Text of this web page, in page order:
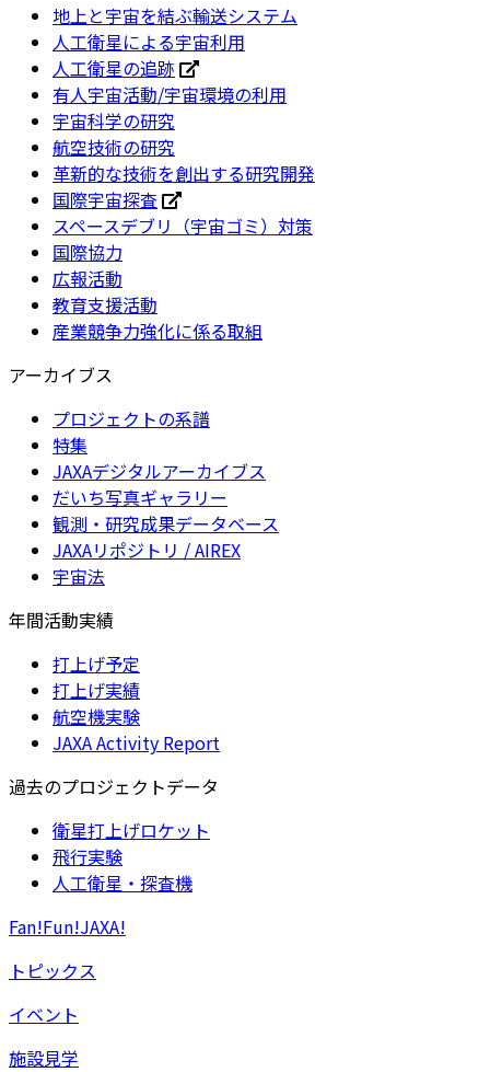
地上と宇宙を結ぶ輸送システム
人工衛星による宇宙利用
人工衛星の追跡
有人宇宙活動/宇宙環境の利用
宇宙科学の研究
航空技術の研究
革新的な技術を創出する研究開発
国際宇宙探査
スペースデブリ（宇宙ゴミ）対策
国際協力
広報活動
教育支援活動
産業競争力強化に係る取組
アーカイブス
プロジェクトの系譜
特集
JAXAデジタルアーカイブス
だいち写真ギャラリー
観測・研究成果データベース
JAXAリポジトリ / AIREX
宇宙法
年間活動実績
打上げ予定
打上げ実績
航空機実験
JAXA Activity Report
過去のプロジェクトデータ
衛星打上げロケット
飛行実験
人工衛星・探査機
Fan!Fun!JAXA!
トピックス
イベント
施設見学